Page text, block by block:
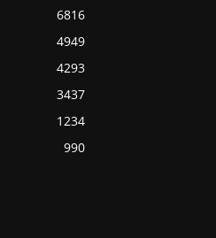
6816
4949
4293
3437
1234
990